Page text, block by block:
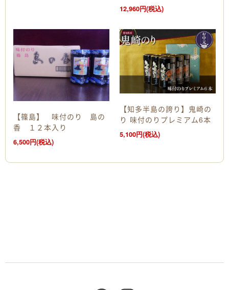
12,960円(税込)
【篠島】 味付のり 島の
香 １２本入り
6,500円(税込)
【知多半島の誇り】鬼崎の
り 味付のりプレミアム6本
5,100円(税込)